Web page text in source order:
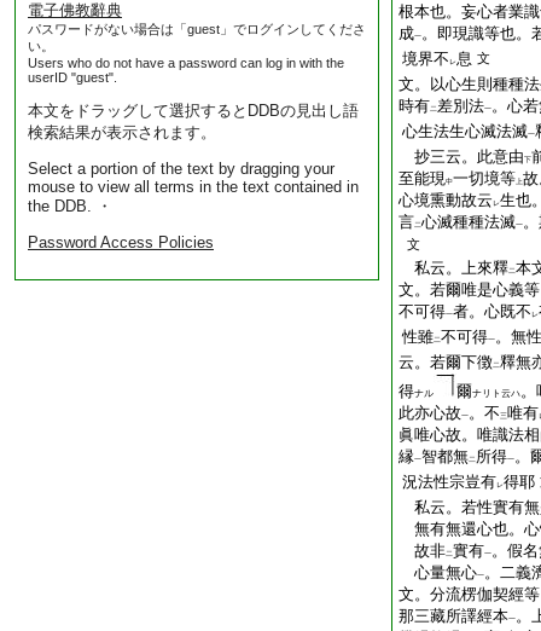
電子佛教辭典
パスワードがない場合は「guest」でログインしてくださ
い。
Users who do not have a password can log in with the
userID "guest".
本文をドラッグして選択するとDDBの見出し語
検索結果が表示されます。
Select a portion of the text by dragging your
mouse to view all terms in the text contained in
the DDB. ・
Password Access Policies
根本也。妄心者業
成一。即現識等也。
境界不 レ息 文
文。以心生則種種
時有二差別法一。心
心生法生心滅法滅一
抄三云。此意由下
至能現中一切境等 上
心境熏動故云 レ生也
言二心滅種種法滅一
文
私云。上來釋二本
文。若爾唯是心義
不可得一者。心既不 レ
性雖二不可得一。無
云。若爾下徴二釋無
得ナル 爾ナリト云ハ。
此亦心故一。不三唯有
眞唯心故。唯識法
縁一智都無二 所得一。
況法性宗豈有レ得耶
私云。若性實有
無有無還心也。
故非二實有一。假
心量無心一。二義
文。分流楞伽契經
那三藏所譯經本一。